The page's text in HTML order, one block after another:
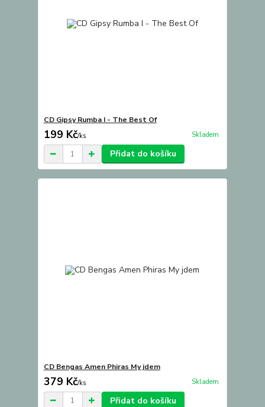
CD Gipsy Rumba I - The Best Of
199 Kč/ks Skladem
Přidat do košíku
CD Bengas Amen Phiras My jdem
379 Kč/ks Skladem
Přidat do košíku